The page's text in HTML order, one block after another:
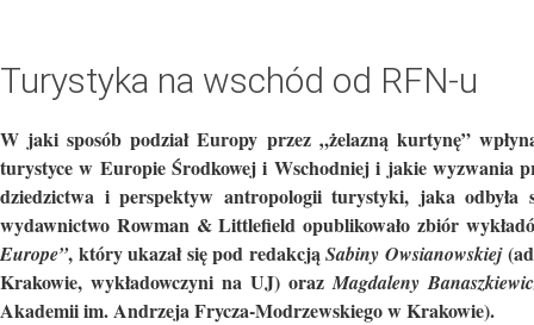
Turystyka na wschód od RFN-u
W jaki sposób podział Europy przez „żelazną kurtynę”
turystyce w Europie Środkowej i Wschodniej i jakie wyzwania
dziedzictwa i perspektyw antropologii turystyki, jaka
wydawnictwo Rowman & Littlefield opublikowało zbiór
Europe”, który ukazał się pod redakcjąSabiny Owsianowskiej
Krakowie, wykładowczyni na UJ) orazMagdaleny
Akademii im. Andrzeja Frycza-Modrzewskiego w Krakowie).